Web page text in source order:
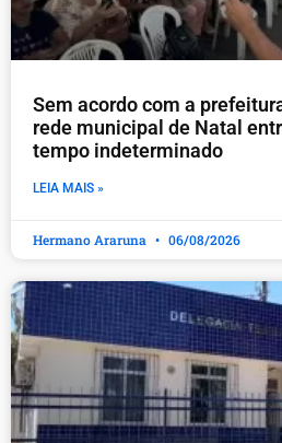
​Sem acordo com a
rede municipal de Natal
tempo indeterminado
LEIA MAIS »
Hermano Araruna 06/08/2026